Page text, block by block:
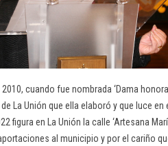
cuando fue nombrada ‘Dama
La Unión que ella elaboró y que luce
figura en La Unión la calle ‘Artesana
al municipio y por el cariño